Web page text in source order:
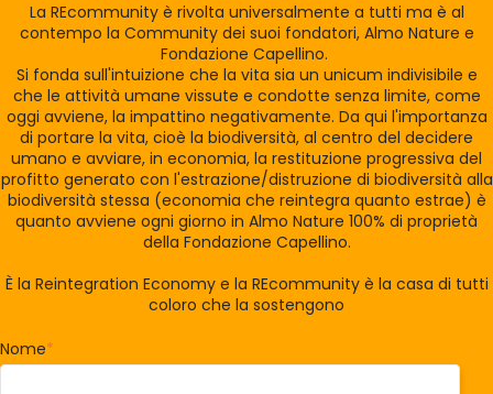
La REcommunity è rivolta universalmente a tutti ma è al
contempo la Community dei suoi fondatori, Almo Nature e
Fondazione Capellino.
Si fonda sull'intuizione che la vita sia un unicum indivisibile e
che le attività umane vissute e condotte senza limite, come
oggi avviene, la impattino negativamente. Da qui l'importanza
di portare la vita, cioè la biodiversità, al centro del decidere
umano e avviare, in economia, la restituzione progressiva del
profitto generato con l'estrazione/distruzione di biodiversità alla
biodiversità stessa (economia che reintegra quanto estrae) è
quanto avviene ogni giorno in Almo Nature 100% di proprietà
della Fondazione Capellino.
È la Reintegration Economy e la REcommunity è la casa di tutti
coloro che la sostengono
Nome*